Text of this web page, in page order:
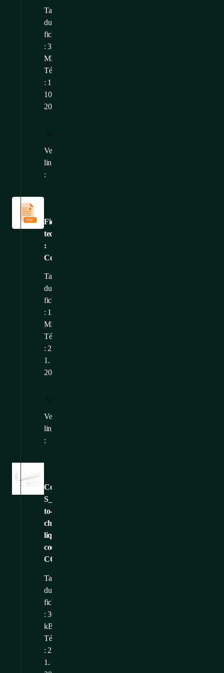
Taille
du
fichier
: 3,58
MB
Téléchargé
: 17.
10.
2025
Versions
linguistiques
:
Fiche
technique
:
CoolD2C
Fiches
techniques
Taille
du
fichier
: 1,38
MB
Téléchargé
: 23.
1.
2026
Versions
linguistiques
:
CoolD2C-
S_direct-
to-
chip-
liquid-
cooling_graph-
CONTEG
Taille
du
fichier
: 302,57
kB
Téléchargé
: 23.
1.